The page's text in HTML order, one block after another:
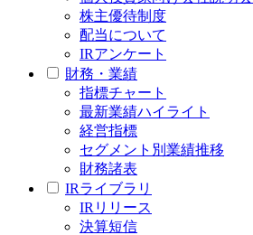
株主優待制度
配当について
IRアンケート
財務・業績
指標チャート
最新業績ハイライト
経営指標
セグメント別業績推移
財務諸表
IRライブラリ
IRリリース
決算短信